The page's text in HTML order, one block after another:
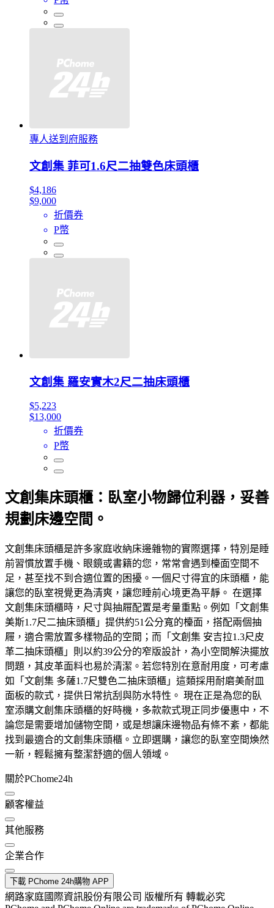
專人送到府服務
文創集 菲可1.6尺二抽雙色床頭櫃
$4,186
$9,000
折價券
P幣
文創集 羅安實木2尺二抽床頭櫃
$5,223
$13,000
折價券
P幣
文創集床頭櫃：臥室小物歸位利器，妥善
規劃床邊空間。
文創集床頭櫃是許多家庭收納床邊雜物的實際選擇，特別是睡
前習慣放置手機、眼鏡或書籍的您，常常會遇到檯面空間不
足，甚至找不到合適位置的困擾。一個尺寸得宜的床頭櫃，能
讓您的臥室視覺更為清爽，讓您睡前心境更為平靜。 在選擇
文創集床頭櫃時，尺寸與抽屜配置是考量重點。例如「文創集
美斯1.7尺二抽床頭櫃」提供約51公分寬的檯面，搭配兩個抽
屜，適合需放置多樣物品的空間；而「文創集 安吉拉1.3尺皮
革二抽床頭櫃」則以約39公分的窄版設計，為小空間解決擺放
問題，其皮革面料也易於清潔。若您特別在意耐用度，可考慮
如「文創集 多薩1.7尺雙色二抽床頭櫃」這類採用耐磨美耐皿
面板的款式，提供日常抗刮與防水特性。 現在正是為您的臥
室添購文創集床頭櫃的好時機，多款款式現正同步優惠中，不
論您是需要增加儲物空間，或是想讓床邊物品有條不紊，都能
找到最適合的文創集床頭櫃。立即選購，讓您的臥室空間煥然
一新，輕鬆擁有整潔舒適的個人領域。
關於PChome24h
顧客權益
其他服務
企業合作
下載 PChome 24h購物 APP
網路家庭國際資訊股份有限公司 版權所有 轉載必究